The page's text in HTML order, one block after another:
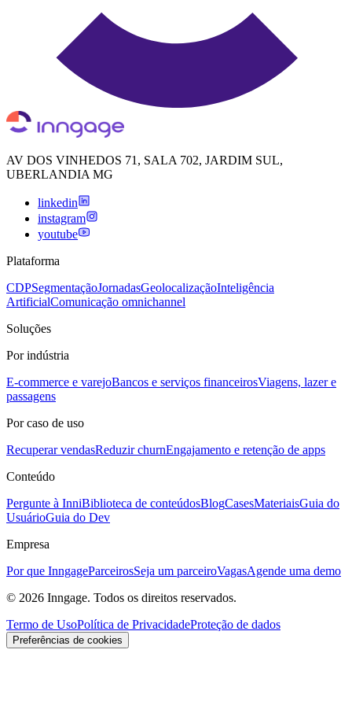
AV DOS VINHEDOS 71, SALA 702, JARDIM SUL,
UBERLANDIA MG
linkedin
instagram
youtube
Plataforma
CDPSegmentaçãoJornadasGeolocalizaçãoInteligência
ArtificialComunicação omnichannel
Soluções
Por indústria
E-commerce e varejoBancos e serviços financeirosViagens, lazer e
passagens
Por caso de uso
Recuperar vendasReduzir churnEngajamento e retenção de apps
Conteúdo
Pergunte à InniBiblioteca de conteúdosBlogCasesMateriaisGuia do
UsuárioGuia do Dev
Empresa
Por que InngageParceirosSeja um parceiroVagasAgende uma demo
© 2026 Inngage. Todos os direitos reservados.
Termo de UsoPolítica de PrivacidadeProteção de dados
Preferências de cookies